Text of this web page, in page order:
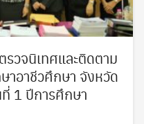
วจนิเทศและติดตาม
าอาชีวศึกษา จังหวัด
1 ปีการศึกษา